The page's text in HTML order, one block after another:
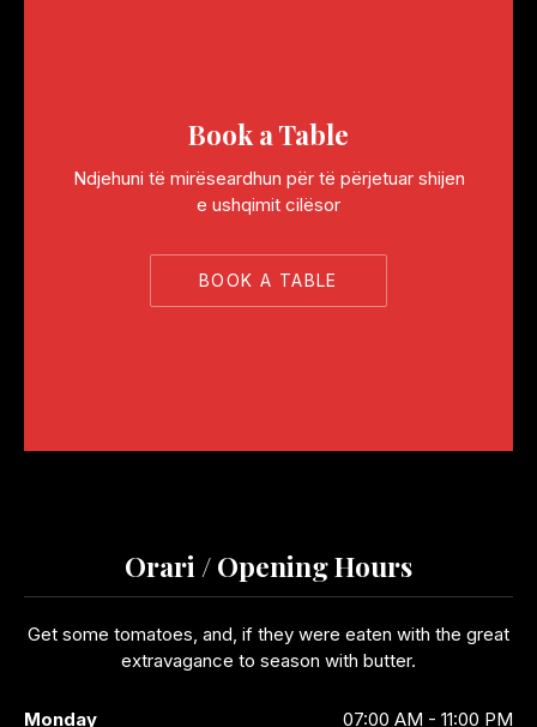
Book a Table
Ndjehuni të mirëseardhun për të përjetuar shijen
e ushqimit cilësor
BOOK A TABLE
Orari / Opening Hours
Get some tomatoes, and, if they were eaten with the great
extravagance to season with butter.
Monday
07:00 AM - 11:00 PM